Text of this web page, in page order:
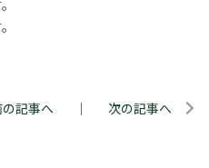
の記事へ ｜ 次の記事へ